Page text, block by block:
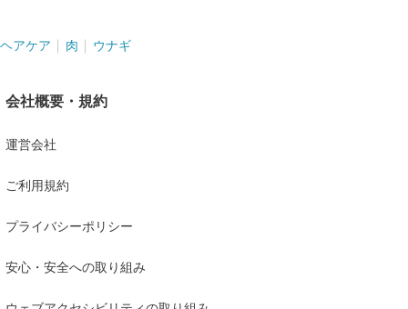
ヘアケア 肉 ウナギ
会社概要・規約
運営会社
ご利用規約
プライバシーポリシー
安心・安全への取り組み